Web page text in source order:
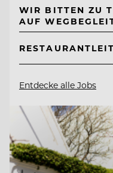
WIR BITTEN ZU
AUF
Entdecke alle Jobs